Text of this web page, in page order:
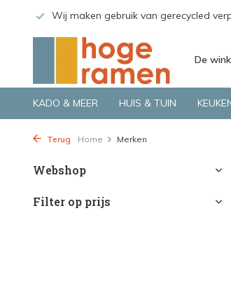
Wij maken gebruik van gerecycled
De
KADO & MEER HUIS & TUIN
Terug Home Merken
Webshop
Filter op prijs